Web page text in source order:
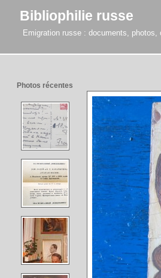
Bibliophilie russe
Emigration russe : documents,
Photos récentes